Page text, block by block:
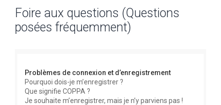
Foire aux questions (Questions
posées fréquemment)
Problèmes de connexion et d’enregistrement
Pourquoi dois-je m’enregistrer ?
Que signifie COPPA ?
Je souhaite m’enregistrer, mais je n’y parviens pas !